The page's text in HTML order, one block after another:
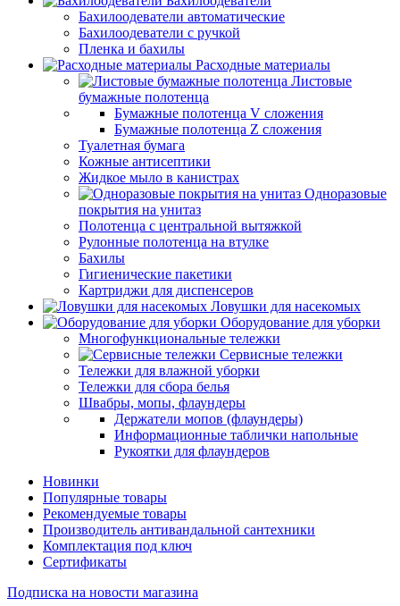
Бахилоодеватели автоматические
Бахилоодеватели с ручкой
Пленка и бахилы
Расходные материалы
Листовые
бумажные полотенца
Бумажные полотенца V сложения
Бумажные полотенца Z сложения
Туалетная бумага
Кожные антисептики
Жидкое мыло в канистрах
Одноразовые
покрытия на унитаз
Полотенца с центральной вытяжкой
Рулонные полотенца на втулке
Бахилы
Гигиенические пакетики
Картриджи для диспенсеров
Ловушки для насекомых
Оборудование для уборки
Многофункциональные тележки
Сервисные тележки
Тележки для влажной уборки
Тележки для сбора белья
Швабры, мопы, флаундеры
Держатели мопов (флаундеры)
Информационные таблички напольные
Рукоятки для флаундеров
Новинки
Популярные товары
Рекомендуемые товары
Производитель антивандальной сантехники
Комплектация под ключ
Сертификаты
Подписка на новости магазина